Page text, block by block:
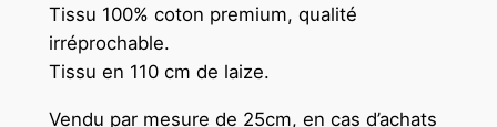
Tissu 100% coton premium, qualité
irréprochable.
Tissu en 110 cm de laize.
Vendu par mesure de 25cm, en cas d’achats